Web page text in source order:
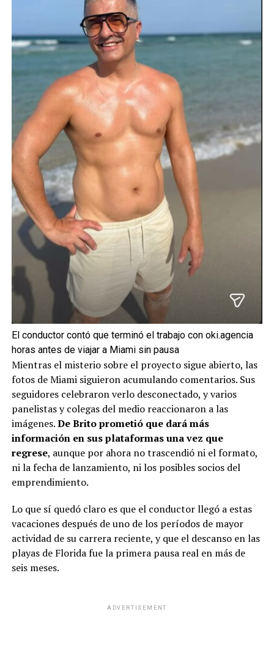
El conductor contó que terminó el trabajo con oki.agencia
horas antes de viajar a Miami sin pausa
Mientras el misterio sobre el proyecto sigue abierto, las
fotos de Miami siguieron acumulando comentarios. Sus
seguidores celebraron verlo desconectado, y varios
panelistas y colegas del medio reaccionaron a las
imágenes.De Brito prometió que dará más
información en sus plataformas una vez que
regrese, aunque por ahora no trascendió ni el formato,
ni la fecha de lanzamiento, ni los posibles socios del
emprendimiento.
Lo que sí quedó claro es que el conductor llegó a estas
vacaciones después de uno de los períodos de mayor
actividad de su carrera reciente, y que el descanso en las
playas de Florida fue la primera pausa real en más de
seis meses.
ADVERTISEMENT